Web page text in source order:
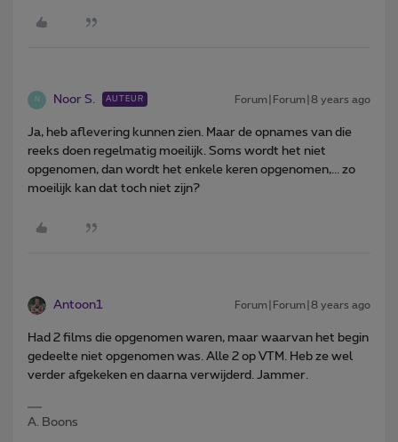
N Noor S. AUTEUR Forum|Forum|8 years ago
Ja, heb aflevering kunnen zien. Maar de opnames van die
reeks doen regelmatig moeilijk. Soms wordt het niet
opgenomen, dan wordt het enkele keren opgenomen,... zo
moeilijk kan dat toch niet zijn?
Antoon1 Forum|Forum|8 years ago
Had 2 films die opgenomen waren, maar waarvan het begin
gedeelte niet opgenomen was. Alle 2 op VTM. Heb ze wel
verder afgekeken en daarna verwijderd. Jammer.
A. Boons